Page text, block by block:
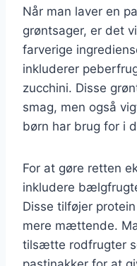
Når man laver en
grøntsager, er det
farverige
inkluderer
zucchini. Disse
smag, men også
børn har brug for i
For at gøre retten
inkludere
Disse tilføjer
mere mættende.
tilsætte rodfrugter